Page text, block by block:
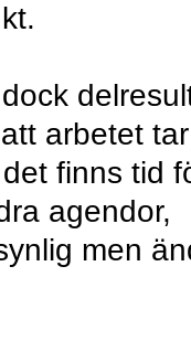
arbetet tar
finns tid
agendor,
men